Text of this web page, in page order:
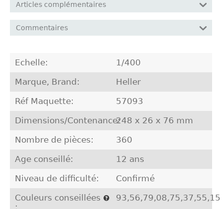
Articles complémentaires
Commentaires
Echelle: 1/400
Marque, Brand: Heller
Réf Maquette: 57093
Dimensions/Contenance:248 x 26 x 76 mm
Nombre de pièces: 360
Age conseillé: 12 ans
Niveau de difficulté: Confirmé
Couleurs conseillées
93,56,79,08,75,37,55,15